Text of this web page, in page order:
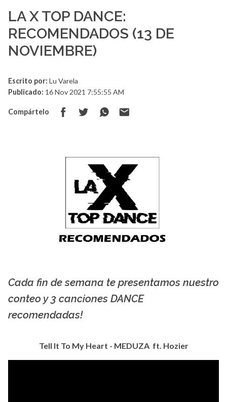
LA X TOP DANCE:
RECOMENDADOS (13 DE
NOVIEMBRE)
Escrito por: Lu Varela
Publicado: 16 Nov 2021 7:55:55 AM
Compártelo
Cada fin de semana te presentamos nuestro
conteo y 3 canciones DANCE
recomendadas!
Tell It To My Heart - MEDUZA ft. Hozier